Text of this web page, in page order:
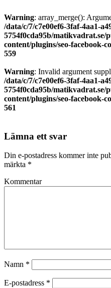
Warning: array_merge():
/data/c/7/c7e00ef6-3faf-4aa1-
5754f0cda95b/matikvadrat.se/
content/plugins/seo-facebook-
559
Warning: Invalid argument
/data/c/7/c7e00ef6-3faf-4aa1-
5754f0cda95b/matikvadrat.se/
content/plugins/seo-facebook-
561
Lämna ett svar
Din e-postadress kommer inte
märkta *
Kommentar
Namn *
E-postadress *